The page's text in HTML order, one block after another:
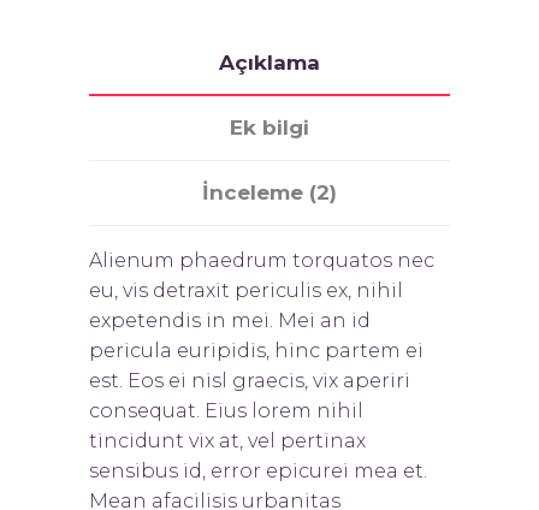
Açıklama
Ek bilgi
İnceleme (2)
Alienum phaedrum torquatos nec
eu, vis detraxit periculis ex, nihil
expetendis in mei. Mei an id
pericula euripidis, hinc partem ei
est. Eos ei nisl graecis, vix aperiri
consequat. Eius lorem nihil
tincidunt vix at, vel pertinax
sensibus id, error epicurei mea et.
Mean afacilisis urbanitas